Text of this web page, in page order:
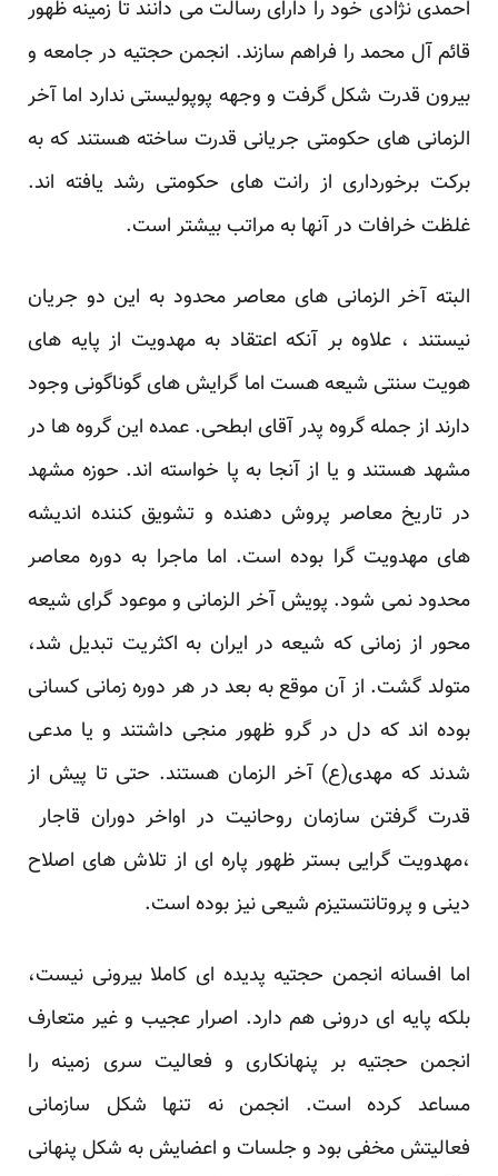
احمدی نژادی خود را دارای رسالت می دانند تا زمینه ظهور
قائم آل محمد را فراهم سازند. انجمن حجتیه در جامعه و
بیرون قدرت شکل گرفت و وجهه پوپولیستی ندارد اما آخر
الزمانی های حکومتی جریانی قدرت ساخته هستند که به
برکت برخورداری از رانت های حکومتی رشد یافته اند.
غلظت خرافات در آنها به مراتب بیشتر است.
البته آخر الزمانی های معاصر محدود به این دو جریان
نیستند ، علاوه بر آنکه اعتقاد به مهدویت از پایه های
هویت سنتی شیعه هست اما گرایش های گوناگونی وجود
دارند از جمله گروه پدر آقای ابطحی. عمده این گروه ها در
مشهد هستند و یا از آنجا به پا خواسته اند. حوزه مشهد
در تاریخ معاصر پروش دهنده و تشویق کننده اندیشه
های مهدویت گرا بوده است. اما ماجرا به دوره معاصر
محدود نمی شود. پویش آخر الزمانی و موعود گرای شیعه
محور از زمانی که شیعه در ایران به اکثریت تبدیل شد،
متولد گشت. از آن موقع به بعد در هر دوره زمانی کسانی
بوده اند که دل در گرو ظهور منجی داشتند و یا مدعی
شدند که مهدی(ع) آخر الزمان هستند. حتی تا پیش از
قدرت گرفتن سازمان روحانیت در اواخر دوران قاجار
،مهدویت گرایی بستر ظهور پاره ای از تلاش های اصلاح
دینی و پروتانتستیزم شیعی نیز بوده است.
اما افسانه انجمن حجتیه پدیده ای کاملا بیرونی نیست،
بلکه پایه ای درونی هم دارد. اصرار عجیب و غیر متعارف
انجمن حجتیه بر پنهانکاری و فعالیت سری زمینه را
مساعد کرده است. انجمن نه تنها شکل سازمانی
فعالیتش مخفی بود و جلسات و اعضایش به شکل پنهانی